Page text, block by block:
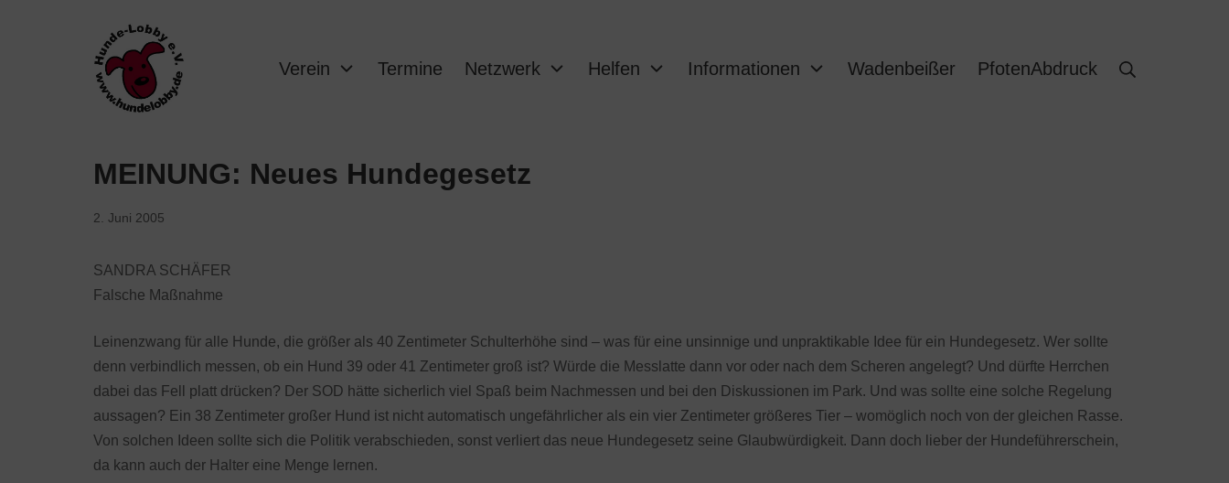
Verein Termine Netzwerk Helfen Informationen Wadenbeißer PfotenAbdruck
MEINUNG: Neues Hundegesetz
2. Juni 2005
SANDRA SCHÄFER
Falsche Maßnahme
Leinenzwang für alle Hunde, die größer als 40 Zentimeter Schulterhöhe sind – was für eine unsinnige und unpraktikable Idee für ein Hundegesetz. Wer sollte
denn verbindlich messen, ob ein Hund 39 oder 41 Zentimeter groß ist? Würde die Messlatte dann vor oder nach dem Scheren angelegt? Und dürfte Herrchen
dabei das Fell platt drücken? Der SOD hätte sicherlich viel Spaß beim Nachmessen und bei den Diskussionen im Park. Und was sollte eine solche Regelung
aussagen? Ein 38 Zentimeter großer Hund ist nicht automatisch ungefährlicher als ein vier Zentimeter größeres Tier – womöglich noch von der gleichen Rasse.
Von solchen Ideen sollte sich die Politik verabschieden, sonst verliert das neue Hundegesetz seine Glaubwürdigkeit. Dann doch lieber der Hundeführerschein,
da kann auch der Halter eine Menge lernen.